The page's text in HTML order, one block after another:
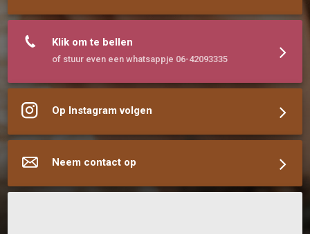
Klik om te bellen
of stuur even een whatsappje 06-42093335
Op Instagram volgen
Neem contact op